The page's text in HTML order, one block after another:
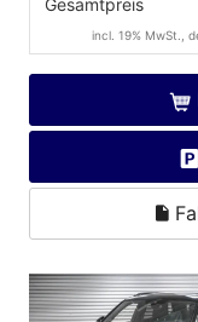
Gesamtpreis
incl. 19% MwSt.,